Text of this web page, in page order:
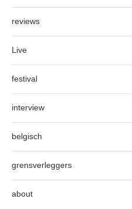
reviews
Live
festival
interview
belgisch
grensverleggers
about